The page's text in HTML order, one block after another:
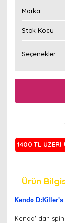
Marka
Stok Kodu
Seçenekler
1400 TL ÜZERİ
Ürün
Kendo D:Killer's
Kendo' dan spin